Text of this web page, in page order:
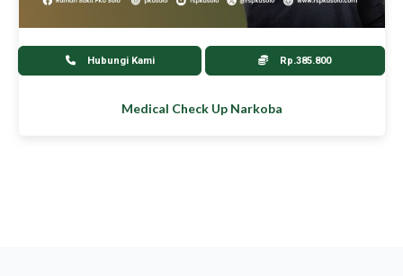
Hubungi Kami Rp.385.800
Medical Check Up Narkoba